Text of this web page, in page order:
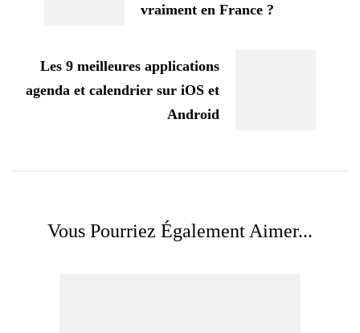
vraiment en France ?
Les 9 meilleures applications
agenda et calendrier sur iOS et
Android
Vous Pourriez Également Aimer...